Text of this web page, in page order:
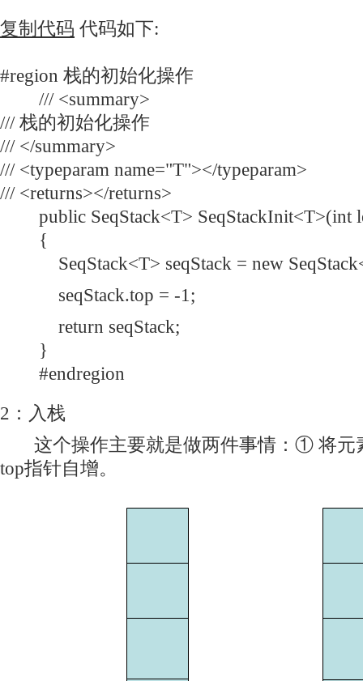
复制代码 代码如下:
#region 栈的初始化操作
/// <summary>
/// 栈的初始化操作
/// </summary>
/// <typeparam name="T"></typeparam>
/// <returns></returns>
public SeqStack<T> SeqStackInit<T>(int
{
SeqStack<T> seqStack = new
seqStack.top = -1;
return seqStack;
}
#endregion
2：入栈
这个操作主要就是做两件事情：① 将元
top指针自增。